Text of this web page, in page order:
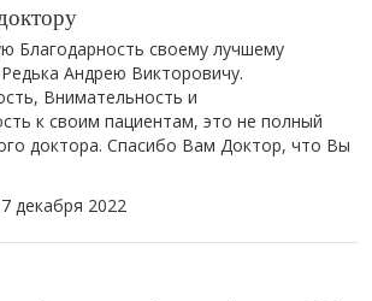
Благодарность своему лучшему
Андрею Викторовичу.
Внимательность и
к своим пациентам, это не полный
доктора. Спасибо Вам Доктор, что Вы
декабря 2022